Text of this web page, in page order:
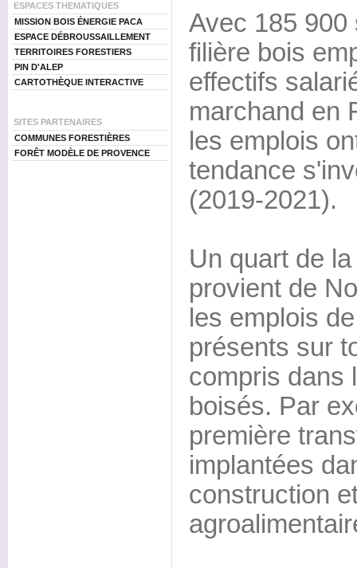
ESPACES THEMATIQUES
MISSION BOIS ÉNERGIE PACA
ESPACE DÉBROUSSAILLEMENT
TERRITOIRES FORESTIERS
PIN D'ALEP
CARTOTHÈQUE INTERACTIVE
SITES PARTENAIRES
COMMUNES FORESTIÈRES
FORÊT MODÈLE DE PROVENCE
Avec 185 900
filière bois
effectifs
marchand en
les emplois
tendance
(2019-2021).
Un quart de
provient de
les emplois
présents sur
compris dans
boisés. Par
première
implantées
construction